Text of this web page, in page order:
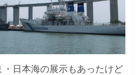
・日本海の展示もあったけど